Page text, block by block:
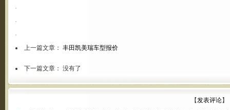
上一篇文章： 丰田凯美瑞车型报价
下一篇文章： 没有了
【发表评论】